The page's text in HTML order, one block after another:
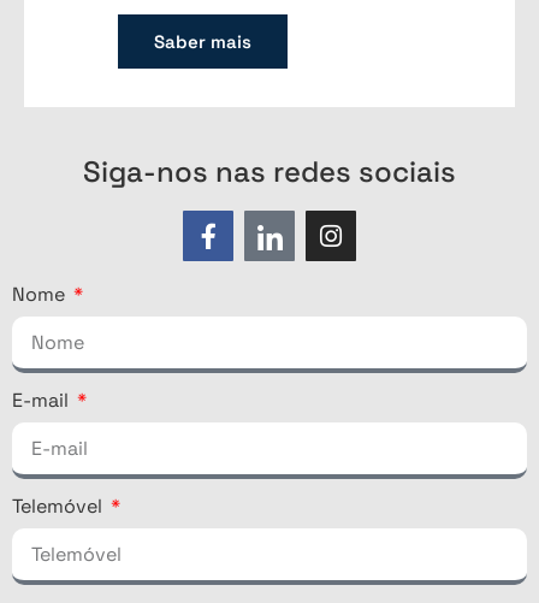
Saber mais
Siga-nos nas redes sociais
Nome
E-mail
Telemóvel